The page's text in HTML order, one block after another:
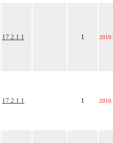
17.2.1.1 1 2010
17.2.1.1 1 2010